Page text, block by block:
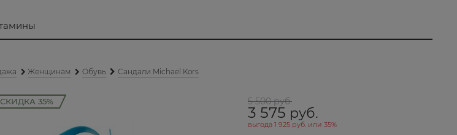
Женщинам Oбувь Сандали Michael Kors
СКИДКА 35% 5 500 руб.
3 575 руб.
выгода 1 925 руб. или 35%